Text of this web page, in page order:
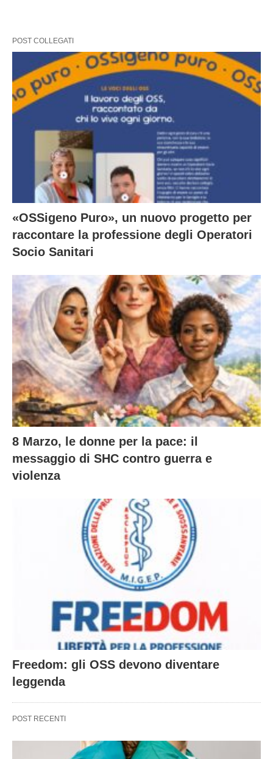
POST COLLEGATI
«OSSigeno Puro», un nuovo progetto per
raccontare la professione degli Operatori
Socio Sanitari
8 Marzo, le donne per la pace: il
messaggio di SHC contro guerra e
violenza
Freedom: gli OSS devono diventare
leggenda
POST RECENTI